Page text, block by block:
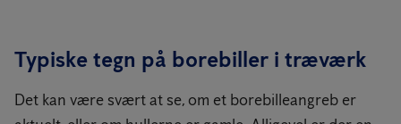
Typiske tegn på borebiller i træværk
Det kan være svært at se, om et borebilleangreb er